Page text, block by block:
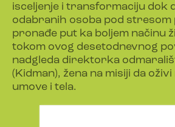
isceljenje i transformaciju dok
odabranih osoba pod stresom
pronađe put ka boljem načinu
tokom ovog desetodnevnog
nadgleda direktorka
(Kidman), žena na misiji da
umove i tela.